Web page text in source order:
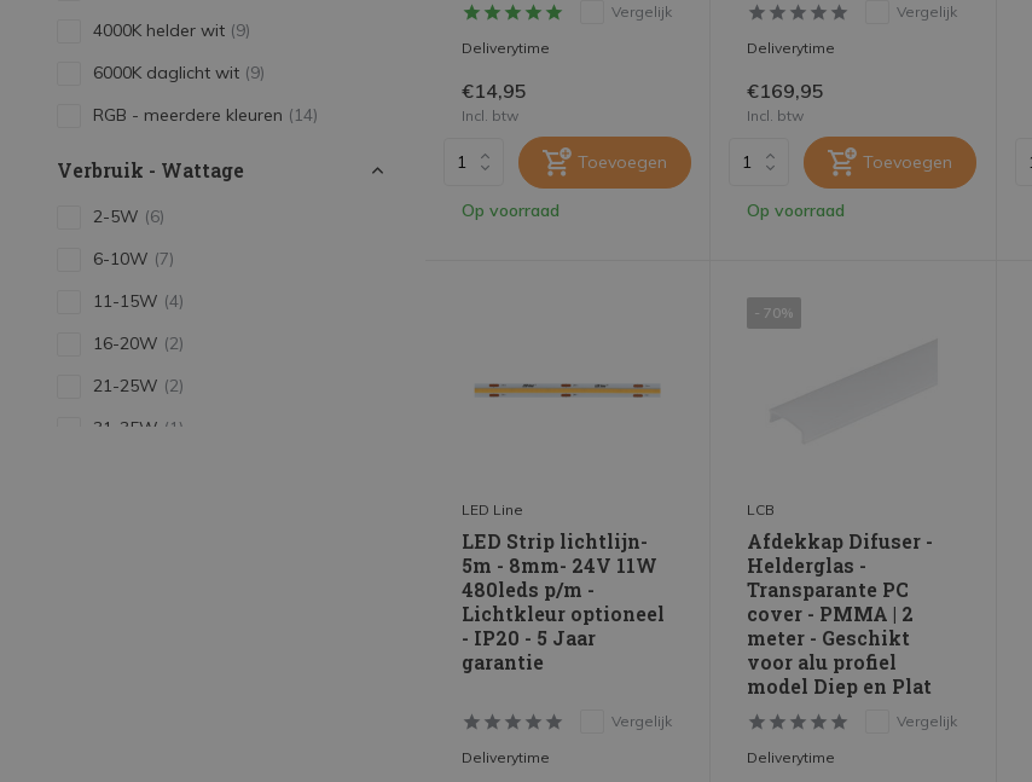
4000K helder wit (9)
6000K daglicht wit (9)
RGB - meerdere kleuren (14)
Verbruik - Wattage
2-5W (6)
6-10W (7)
11-15W (4)
16-20W (2)
21-25W (2)
31-35W (1)
Vergelijk
Deliverytime
€14,95
Incl. btw
Toevoegen
Op voorraad
Vergelijk
Deliverytime
€169,95
Incl. btw
Toevoegen
Op voorraad
LED Line
LED Strip lichtlijn-
5m - 8mm- 24V 11W
480leds p/m -
Lichtkleur optioneel
- IP20 - 5 Jaar
garantie
Vergelijk
Deliverytime
- 70%
LCB
Afdekkap Difuser -
Helderglas -
Transparante PC
cover - PMMA | 2
meter - Geschikt
voor alu profiel
model Diep en Plat
Vergelijk
Deliverytime